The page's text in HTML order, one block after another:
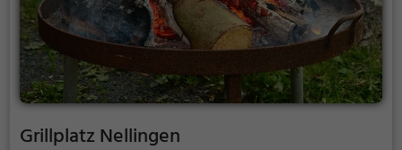
Grillplatz Nellingen